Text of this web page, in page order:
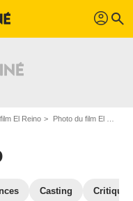
profil search
El Reino Photo du film El Reino - Photo 14
Casting